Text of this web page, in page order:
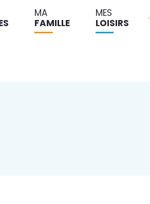
MA
FAMILLE
MES
LOISIRS